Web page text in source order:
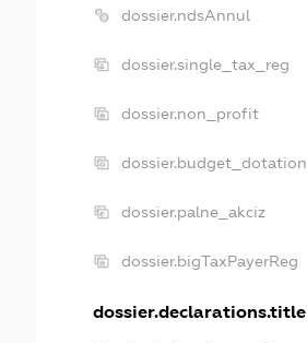
dossier.ndsAnnul
dossier.single_tax_reg
dossier.non_profit
dossier.budget_dotation
dossier.palne_akciz
dossier.bigTaxPayerReg
dossier.declarations.title